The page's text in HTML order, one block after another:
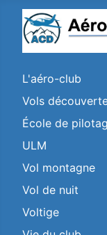
L'aéro-club
Vols
École de
ULM
Vol montagne
Vol de nuit
Voltige